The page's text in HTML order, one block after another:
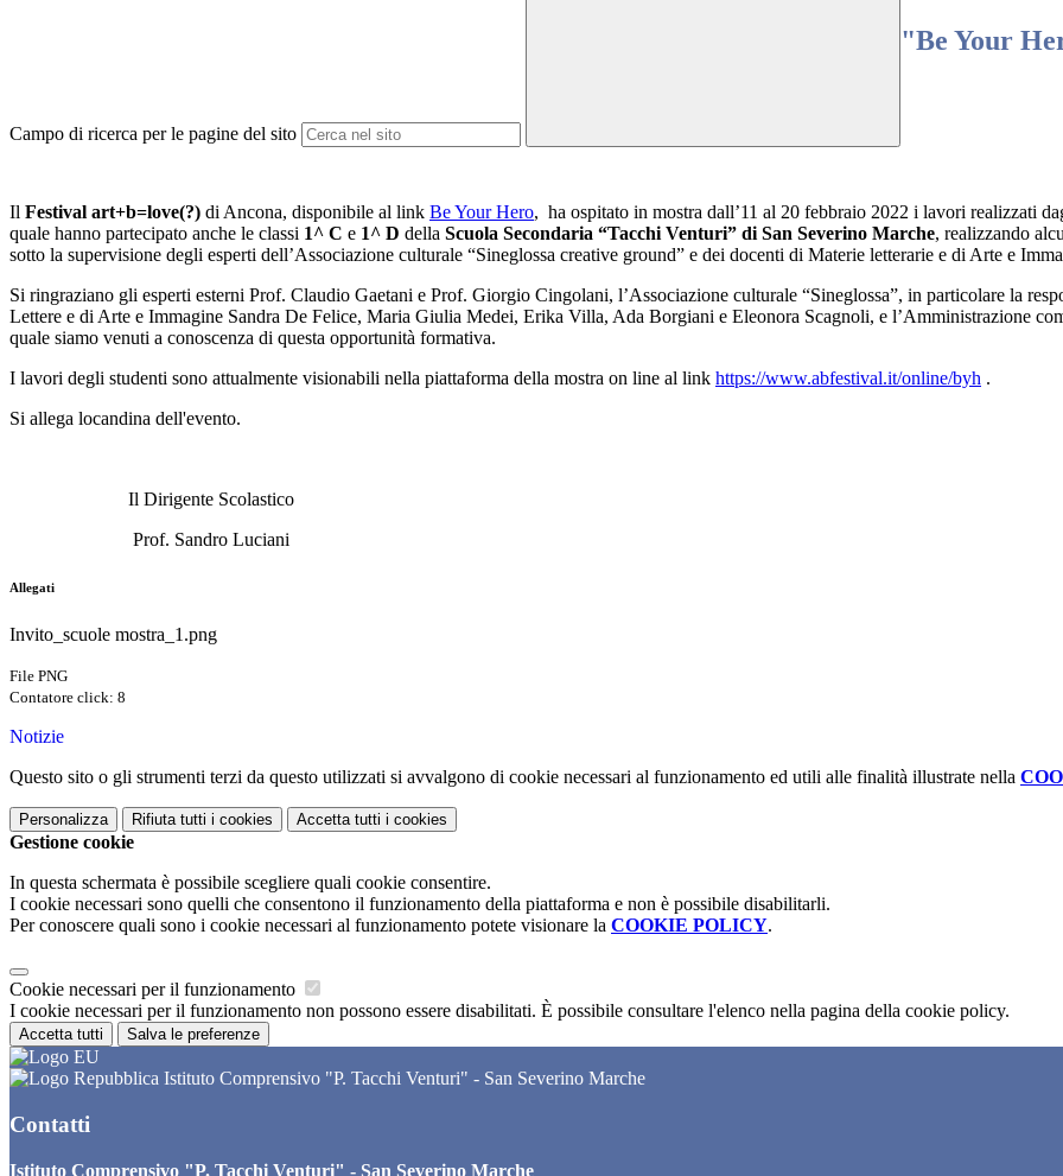
Campo di ricerca per le pagine del sito
"Be Your
Il Festival art+b=love(?) di Ancona, disponibile al link Be Your Hero, ha ospitato in mostra dall’11 al 20 febbraio 2022 i lavori realizzati
quale hanno partecipato anche le classi 1^ C e 1^ D della Scuola Secondaria “Tacchi Venturi” di San Severino Marche, realizzando
sotto la supervisione degli esperti dell’Associazione culturale “Sineglossa creative ground” e dei docenti di Materie letterarie e di Arte e
Si ringraziano gli esperti esterni Prof. Claudio Gaetani e Prof. Giorgio Cingolani, l’Associazione culturale “Sineglossa”, in particolare la
Lettere e di Arte e Immagine Sandra De Felice, Maria Giulia Medei, Erika Villa, Ada Borgiani e Eleonora Scagnoli, e l’Amministrazione
quale siamo venuti a conoscenza di questa opportunità formativa.
I lavori degli studenti sono attualmente visionabili nella piattaforma della mostra on line al link https://www.abfestival.it/online/byh .
Si allega locandina dell'evento.
Il Dirigente Scolastico
Prof. Sandro Luciani
Allegati
Invito_scuole mostra_1.png
File PNG
Contatore click: 8
Notizie
Questo sito o gli strumenti terzi da questo utilizzati si avvalgono di cookie necessari al funzionamento ed utili alle finalità illustrate nella
Personalizza Rifiuta tutti i cookies Accetta tutti i cookies
Gestione cookie
In questa schermata è possibile scegliere quali cookie consentire.
I cookie necessari sono quelli che consentono il funzionamento della piattaforma e non è possibile disabilitarli.
Per conoscere quali sono i cookie necessari al funzionamento potete visionare la COOKIE POLICY.
Cookie necessari per il funzionamento
I cookie necessari per il funzionamento non possono essere disabilitati. È possibile consultare l'elenco nella pagina della cookie policy.
Accetta tutti Salva le preferenze
Istituto Comprensivo "P. Tacchi Venturi" - San Severino Marche
Contatti
Istituto Comprensivo "P. Tacchi Venturi" - San Severino Marche